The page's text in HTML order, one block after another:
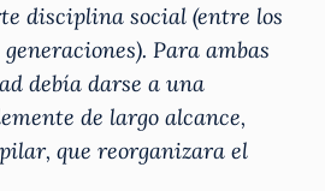
disciplina social (entre los
Para ambas
debía darse a una
de largo alcance,
que reorganizara el